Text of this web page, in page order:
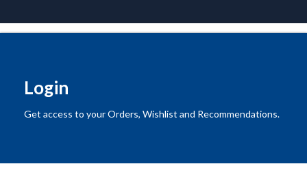
Login
Get access to your Orders, Wishlist and Recommendations.